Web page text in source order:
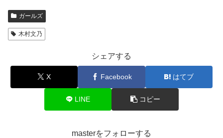
ガールズ
木村文乃
シェアする
X Facebook はてブ
LINE コピー
masterをフォローする